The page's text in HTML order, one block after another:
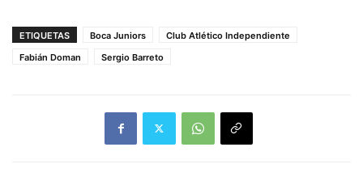
ETIQUETAS Boca Juniors
Club Atlético Independiente
Fabián Doman
Sergio Barreto